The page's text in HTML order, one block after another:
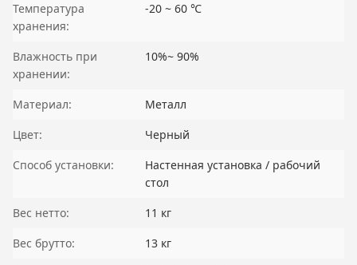
Температура
хранения:
-20 ~ 60 ℃
Влажность при
хранении:
10%~ 90%
Материал:
Металл
Цвет:
Черный
Способ установки:
Настенная установка / рабочий
стол
Вес нетто:
11 кг
Вес брутто:
13 кг